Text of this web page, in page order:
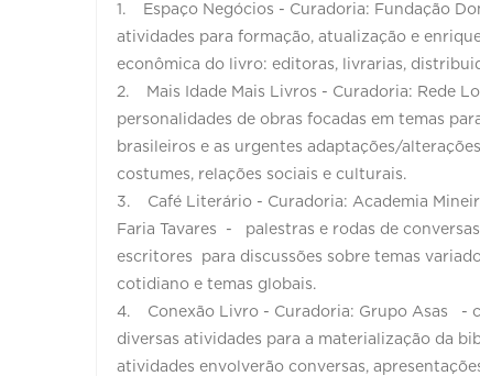
1. Espaço Negócios - Curadoria: Fundação
atividades para formação, atualização e
econômica do livro: editoras, livrarias,
2. Mais Idade Mais Livros - Curadoria: Rede
personalidades de obras focadas em temas
brasileiros e as urgentes adaptações/
costumes, relações sociais e culturais.
3. Café Literário - Curadoria: Academia
Faria Tavares - palestras e rodas de
escritores para discussões sobre temas
cotidiano e temas globais.
4. Conexão Livro - Curadoria: Grupo Asas -
diversas atividades para a materialização da
atividades envolverão conversas,